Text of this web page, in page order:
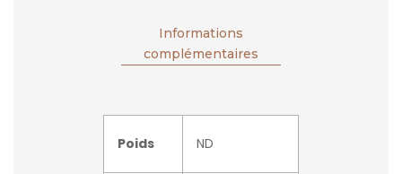
Informations
complémentaires
Poids ND